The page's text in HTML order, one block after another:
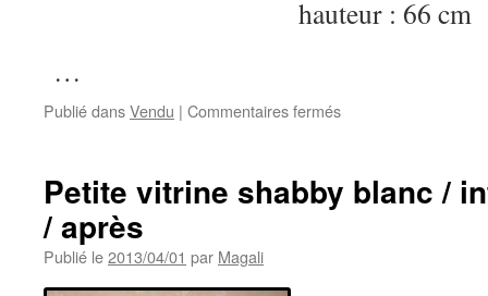
hauteur : 66 cm
…
Publié dansVendu | Commentaires ferméssur
ancien
à
Petite vitrine shabby blanc /
/ après
Publié le2013/04/01 par Magali